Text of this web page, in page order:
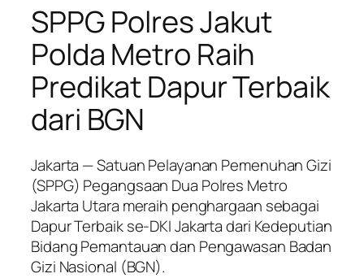
SPPG Polres Jakut
Polda Metro Raih
Predikat Dapur Terbaik
dari BGN
Jakarta — Satuan Pelayanan Pemenuhan Gizi
(SPPG) Pegangsaan Dua Polres Metro
Jakarta Utara meraih penghargaan sebagai
Dapur Terbaik se-DKI Jakarta dari Kedeputian
Bidang Pemantauan dan Pengawasan Badan
Gizi Nasional (BGN).